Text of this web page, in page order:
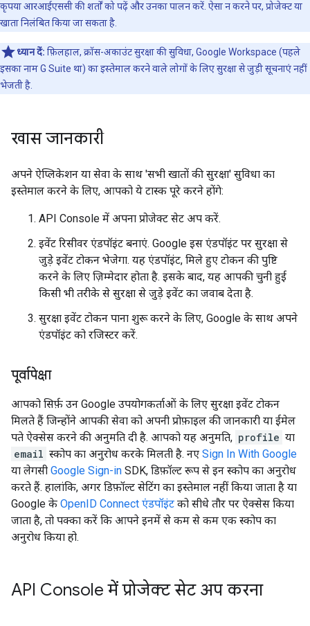
कृपया आरआईएससी की शर्तों को पढ़ें और उनका पालन करें. ऐसा न करने पर, प्रोजेक्ट या
खाता निलंबित किया जा सकता है.
ध्यान दें: फ़िलहाल, क्रॉस-अकाउंट सुरक्षा की सुविधा, Google Workspace (पहले
इसका नाम G Suite था) का इस्तेमाल करने वाले लोगों के लिए सुरक्षा से जुड़ी सूचनाएं नहीं
भेजती है.
खास जानकारी
अपने ऐप्लिकेशन या सेवा के साथ 'सभी खातों की सुरक्षा' सुविधा का
इस्तेमाल करने के लिए, आपको ये टास्क पूरे करने होंगे:
API Console में अपना प्रोजेक्ट सेट अप करें.
इवेंट रिसीवर एंडपॉइंट बनाएं. Google इस एंडपॉइंट पर सुरक्षा से
जुड़े इवेंट टोकन भेजेगा. यह एंडपॉइंट, मिले हुए टोकन की पुष्टि
करने के लिए ज़िम्मेदार होता है. इसके बाद, यह आपकी चुनी हुई
किसी भी तरीके से सुरक्षा से जुड़े इवेंट का जवाब देता है.
सुरक्षा इवेंट टोकन पाना शुरू करने के लिए, Google के साथ अपने
एंडपॉइंट को रजिस्टर करें.
पूर्वापेक्षा
आपको सिर्फ़ उन Google उपयोगकर्ताओं के लिए सुरक्षा इवेंट टोकन
मिलते हैं जिन्होंने आपकी सेवा को अपनी प्रोफ़ाइल की जानकारी या ईमेल
पते ऐक्सेस करने की अनुमति दी है. आपको यह अनुमति, profile या
email स्कोप का अनुरोध करके मिलती है. नए Sign In With Google
या लेगसी Google Sign-in SDK, डिफ़ॉल्ट रूप से इन स्कोप का अनुरोध
करते हैं. हालांकि, अगर डिफ़ॉल्ट सेटिंग का इस्तेमाल नहीं किया जाता है या
Google के OpenID Connect एंडपॉइंट को सीधे तौर पर ऐक्सेस किया
जाता है, तो पक्का करें कि आपने इनमें से कम से कम एक स्कोप का
अनुरोध किया हो.
API Console में प्रोजेक्ट सेट अप करना